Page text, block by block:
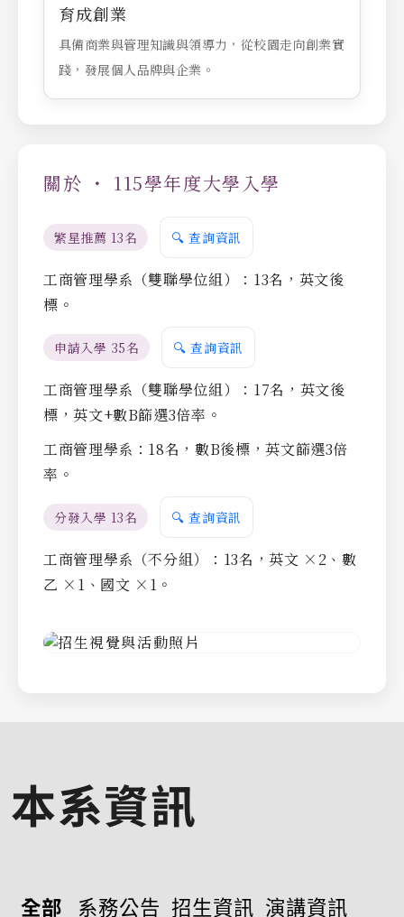
育成創業
具備商業與管理知識與領導力，從校園走向創業實
踐，發展個人品牌與企業。
關於 ・ 115學年度大學入學
繁星推薦 13名 🔍 查詢資訊
工商管理學系（雙聯學位組）：13名，英文後
標。
申請入學 35名 🔍 查詢資訊
工商管理學系（雙聯學位組）：17名，英文後
標，英文+數B篩選3倍率。
工商管理學系：18名，數B後標，英文篩選3倍
率。
分發入學 13名 🔍 查詢資訊
工商管理學系（不分組）：13名，英文 ×2、數
乙 ×1、國文 ×1。
本系資訊
全部 系務公告 招生資訊 演講資訊